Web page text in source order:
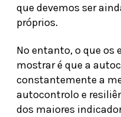
que devemos ser
próprios.
No entanto, o que os
mostrar é que a
constantemente a
autocontrolo e
dos maiores